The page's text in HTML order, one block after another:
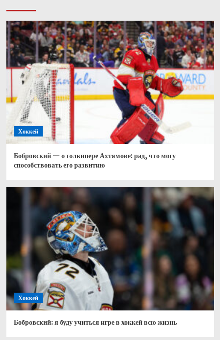
Хоккей
Бобровский — о голкипере Ахтямове: рад, что могу
способствовать его развитию
Хоккей
Бобровский: я буду учиться игре в хоккей всю жизнь